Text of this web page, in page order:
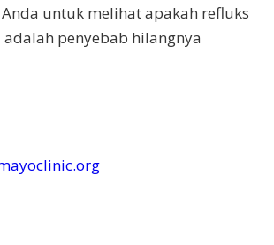
untuk melihat apakah refluks
penyebab hilangnya